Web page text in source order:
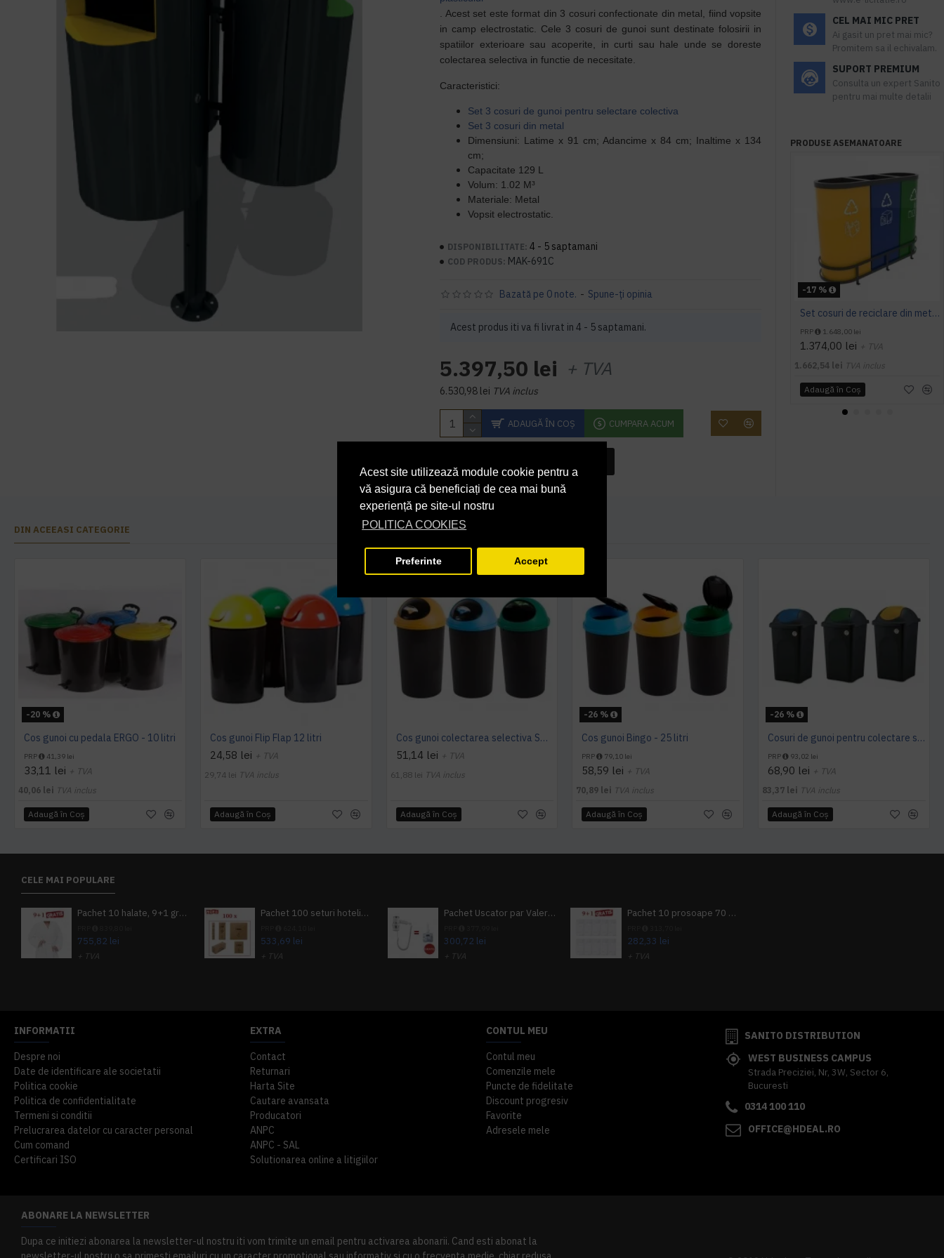
Acest site utilizează module cookie pentru a
vă asigura că beneficiați de cea mai bună
experiență pe site-ul nostru
POLITICA COOKIES
Preferinte Accept
. Acest set este format din 3 cosuri confectionate din metal, fiind vopsite
in camp electrostatic. Cele 3 cosuri de gunoi sunt destinate folosirii in
spatiilor exterioare sau acoperite, in curti sau hale unde se doreste
colectarea selectiva in functie de necesitate.
Caracteristici:
Set 3 cosuri de gunoi pentru selectare colectiva
Set 3 cosuri din metal
Dimensiuni: Latime x 91 cm; Adancime x 84 cm; Inaltime x 134
cm;
Capacitate 129 L
Volum: 1.02 M³
Materiale: Metal
Vopsit electrostatic.
DISPONIBILITATE: 4 - 5 saptamani
COD PRODUS: MAK-691C
Acest produs iti va fi livrat in 4 - 5 saptamani.
Bazată pe 0 note. - Spune-ţi opinia
5.397,50 lei + TVA
6.530,98 lei TVA inclus
ADAUGĂ ÎN COŞ CUMPARA ACUM
CEL MAI MIC PRET
Ai gasit un pret mai mic?
Promitem sa il echivalam.
SUPORT PREMIUM
Consulta un expert Sanito
pentru mai multe detalii
PRODUSE ASEMANATOARE
-17 %
Set cosuri de reciclare din metal ultra rezistent, MALMO B, Best-seller, 3x60L, 92x32x65 cm
PRP 1.648,00 lei
1.374,00 lei + TVA
1.662,54 lei TVA inclus
Adaugă în Coş
DIN ACEEASI CATEGORIE
-20 %
Cos gunoi cu pedala ERGO - 10 litri
PRP 41,39 lei
33,11 lei + TVA
40,06 lei TVA inclus
Adaugă în Coş
Cos gunoi Flip Flap 12 litri
24,58 lei + TVA
29,74 lei TVA inclus
Adaugă în Coş
Cos gunoi colectarea selectiva SMALL H 25 L
51,14 lei + TVA
61,88 lei TVA inclus
Adaugă în Coş
-26 %
Cos gunoi Bingo - 25 litri
PRP 79,10 lei
58,59 lei + TVA
70,89 lei TVA inclus
Adaugă în Coş
-26 %
Cosuri de gunoi pentru colectare selectiva, Multipat, 30 litri
PRP 93,02 lei
68,90 lei + TVA
83,37 lei TVA inclus
Adaugă în Coş
CELE MAI POPULARE
Pachet 10 halate, 9+1 gratuit
755,82 lei
+ TVA
Pachet 100 seturi hoteliere, set dentar, set barbierit, casca de dus, pila unghii, set cusut
533,69 lei
+ TVA
Pachet Uscator par Valera Action Super Plus + GRATUIT Sampon si gel de dus Tork
300,72 lei
+ TVA
Pachet 10 prosoape 70 x 140cm 9 + 1 gratuit
282,33 lei
+ TVA
INFORMATII
Despre noi
Date de identificare ale societatii
Politica cookie
Politica de confidentialitate
Termeni si conditii
Prelucrarea datelor cu caracter personal
Cum comand
Certificari ISO
EXTRA
Contact
Returnari
Harta Site
Cautare avansata
Producatori
ANPC
ANPC - SAL
Solutionarea online a litigiilor
CONTUL MEU
Contul meu
Comenzile mele
Puncte de fidelitate
Discount progresiv
Favorite
Adresele mele
SANITO DISTRIBUTION
WEST BUSINESS CAMPUS
Strada Preciziei, Nr, 3W, Sector 6,
Bucuresti
0314 100 110
OFFICE@HDEAL.RO
ABONARE LA NEWSLETTER
Dupa ce initiezi abonarea la newsletter-ul nostru iti vom trimite un email pentru activarea abonarii. Cand esti abonat la